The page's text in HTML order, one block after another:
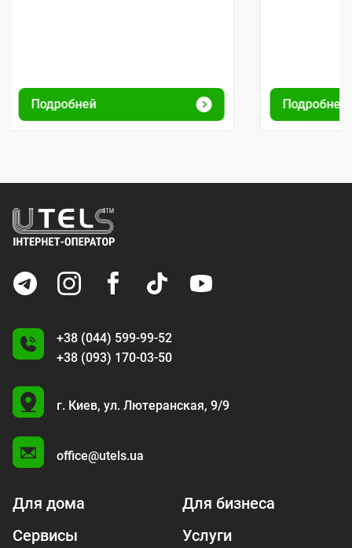
Подробней Подробней
+38 (044) 599-99-52
+38 (093) 170-03-50
U
г. Киев, ул. Лютеранская, 9/9
office@utels.ua
Для дома
Для бизнеса
Сервисы
Услуги